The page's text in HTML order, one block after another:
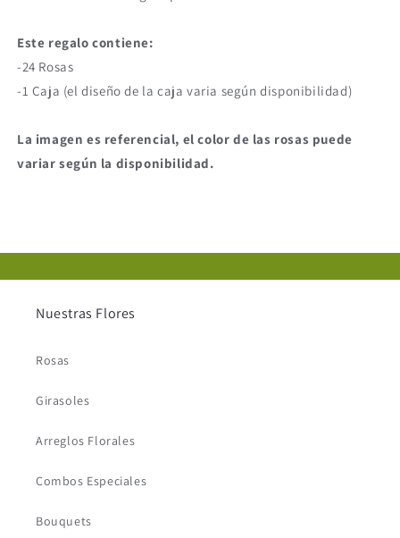
Este regalo contiene:
-24 Rosas
-1 Caja (el diseño de la caja varia según disponibilidad)
La imagen es referencial, el color de las rosas puede
variar según la disponibilidad.
Nuestras Flores
Rosas
Girasoles
Arreglos Florales
Combos Especiales
Bouquets